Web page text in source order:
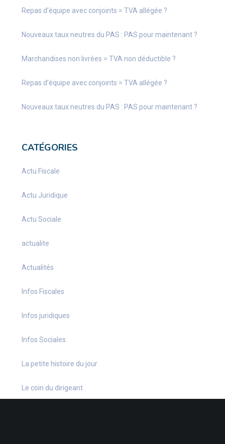
Repas d’équipe avec conjoints = TVA allégée ?
Nouveaux taux neutres du PAS : PAS pour maintenant ?
Marchandises non livrées = TVA non déductible ?
Repas d’équipe avec conjoints = TVA allégée ?
Nouveaux taux neutres du PAS : PAS pour maintenant ?
CATÉGORIES
Actu Fiscale
Actu Juridique
Actu Sociale
actualite
Actualités
Infos Fiscales
Infos juridiques
Infos Sociales
La petite histoire du jour
Le coin du dirigeant